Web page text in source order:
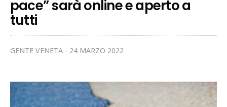
pace” sarà online e aperto a
tutti
GENTE VENETA 24 MARZO 2022